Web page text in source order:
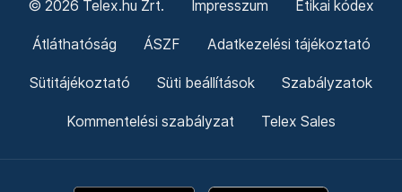
© 2026 Telex.hu Zrt. Impresszum Etikai kódex
Átláthatóság ÁSZF Adatkezelési tájékoztató
Sütitájékoztató Süti beállítások Szabályzatok
Kommentelési szabályzat Telex Sales